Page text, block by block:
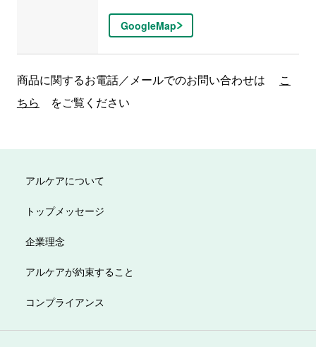
GoogleMap
商品に関するお電話／メールでのお問い合わせは こ
ちら をご覧ください
アルケアについて
トップメッセージ
企業理念
アルケアが約束すること
コンプライアンス